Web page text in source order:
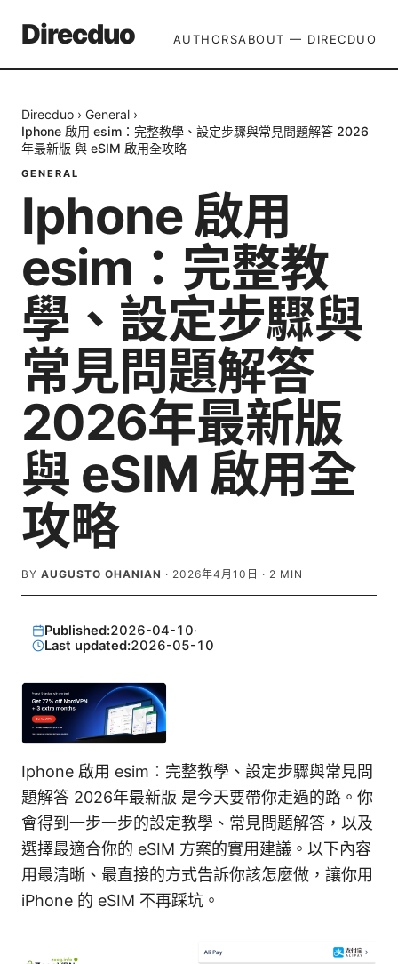
Direcduo AUTHORSABOUT — DIRECDUO
Direcduo › General ›
Iphone 啟用 esim：完整教學、設定步驟與常見問題解答 2026
年最新版 與 eSIM 啟用全攻略
GENERAL
Iphone 啟用
esim：完整教
學、設定步驟與
常見問題解答
2026年最新版
與 eSIM 啟用全
攻略
BY AUGUSTO OHANIAN · 2026年4月10日 · 2 MIN
Published:2026-04-10·
Last updated:2026-05-10
Iphone 啟用 esim：完整教學、設定步驟與常見問
題解答 2026年最新版 是今天要帶你走過的路。你
會得到一步一步的設定教學、常見問題解答，以及
選擇最適合你的 eSIM 方案的實用建議。以下內容
用最清晰、最直接的方式告訴你該怎麼做，讓你用
iPhone 的 eSIM 不再踩坑。